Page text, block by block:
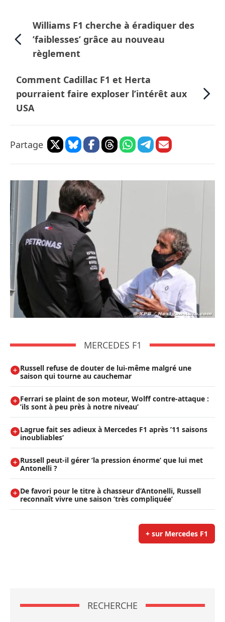
Williams F1 cherche à éradiquer des
’faiblesses’ grâce au nouveau
règlement
Comment Cadillac F1 et Herta
pourraient faire exploser l’intérêt aux
USA
Partage
MERCEDES F1
Russell refuse de douter de lui-même malgré une
saison qui tourne au cauchemar
Ferrari se plaint de son moteur, Wolff contre-attaque :
’ils sont à peu près à notre niveau’
Lagrue fait ses adieux à Mercedes F1 après ’11 saisons
inoubliables’
Russell peut-il gérer ’la pression énorme’ que lui met
Antonelli ?
De favori pour le titre à chasseur d’Antonelli, Russell
reconnaît vivre une saison ’très compliquée’
+ sur Mercedes F1
RECHERCHE